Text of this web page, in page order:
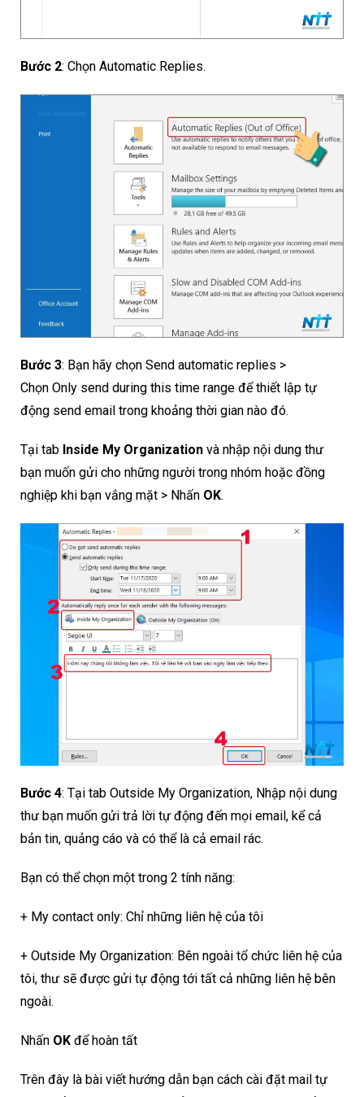
Bước 2: Chọn Automatic Replies.
Bước 3: Bạn hãy chọn Send automatic replies >
Chọn Only send during this time range để thiết lập tự
động send email trong khoảng thời gian nào đó.
Tại tab Inside My Organization và nhập nội dung thư
bạn muốn gửi cho những người trong nhóm hoặc đồng
nghiệp khi bạn vắng mặt > Nhấn OK.
Bước 4: Tại tab Outside My Organization, Nhập nội dung
thư bạn muốn gửi trả lời tự động đến mọi email, kể cả
bản tin, quảng cáo và có thể là cả email rác.
Bạn có thể chọn một trong 2 tính năng:
+ My contact only: Chỉ những liên hệ của tôi
+ Outside My Organization: Bên ngoài tổ chức liên hệ của
tôi, thư sẽ được gửi tự động tới tất cả những liên hệ bên
ngoài.
Nhấn OK để hoàn tất
Trên đây là bài viết hướng dẫn bạn cách cài đặt mail tự